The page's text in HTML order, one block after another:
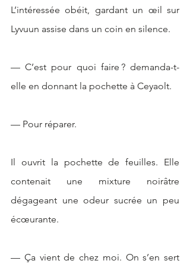
L’intéressée obéit, gardant un œil sur
Lyvuun assise dans un coin en silence.
— C’est pour quoi faire ? demanda-t-
elle en donnant la pochette à Ceyaolt.
— Pour réparer.
Il ouvrit la pochette de feuilles. Elle
contenait une mixture noirâtre
dégageant une odeur sucrée un peu
écœurante.
— Ça vient de chez moi. On s’en sert